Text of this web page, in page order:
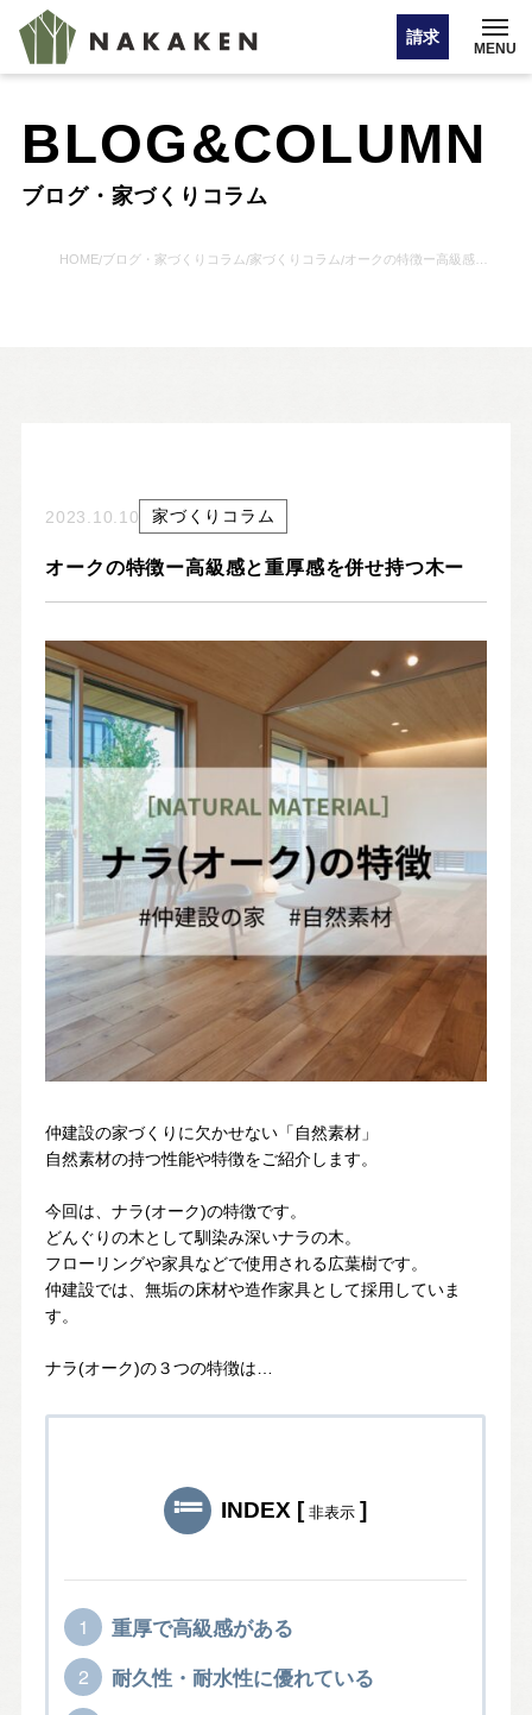
請求
MENU
イベント情報
注文住宅
re:tsumugi マンションリノベ
不動産/土地・物件情報
暮らしの実例集
見学会・イベント
新着情報
ブログ・家づくりコラム
私たちについて
SDGsへの取り組み
会社概要
よくある質問
求人情報
お電話でのお問い合わせ
[受付時間] 9:00～18:00
モデルハウス見学予約
お問い合わせ・カタログ請求
BLOG&COLUMN
ブログ・家づくりコラム
HOME/ブログ・家づくりコラム/家づくりコラム/
2023.10.10 家づくりコラム
オークの特徴ー高級感と重厚感を併せ持つ木ー
仲建設の家づくりに欠かせない「自然素材」
自然素材の持つ性能や特徴をご紹介します。
今回は、ナラ(オーク)の特徴です。
どんぐりの木として馴染み深いナラの木。
フローリングや家具などで使用される広葉樹です。
仲建設では、無垢の床材や造作家具として採用していま
す。
ナラ(オーク)の３つの特徴は…
INDEX [ 非表示 ]
重厚で高級感がある
耐久性・耐水性に優れている